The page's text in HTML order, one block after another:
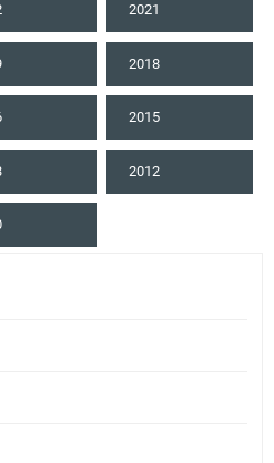
2021
2018
2015
2012